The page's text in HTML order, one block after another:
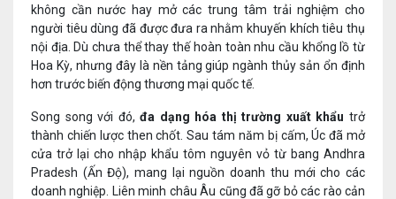
không cần nước hay mở các trung tâm trải nghiệm cho
người tiêu dùng đã được đưa ra nhằm khuyến khích tiêu thụ
nội địa. Dù chưa thể thay thế hoàn toàn nhu cầu khổng lồ từ
Hoa Kỳ, nhưng đây là nền tảng giúp ngành thủy sản ổn định
hơn trước biến động thương mại quốc tế.
Song song với đó,đa dạng hóa thị trường xuất khẩu trở
thành chiến lược then chốt. Sau tám năm bị cấm, Úc đã mở
cửa trở lại cho nhập khẩu tôm nguyên vỏ từ bang Andhra
Pradesh (Ấn Độ), mang lại nguồn doanh thu mới cho các
doanh nghiệp. Liên minh châu Âu cũng đã gỡ bỏ các rào cản